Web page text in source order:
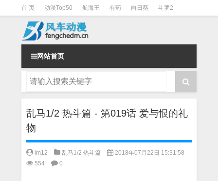
首 页 动漫Top50 航海王 有药 向日葵 斗罗2
斗罗3 火影 一拳超人
网站首页
乱马1/2 热斗篇 - 第019话 爱与恨的礼
物
lm12 乱马1/2 热斗篇
2018年07月22日 15:31:58
554
0